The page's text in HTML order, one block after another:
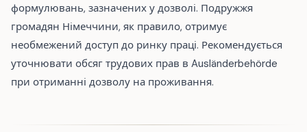
формулювань, зазначених у дозволі. Подружжя
громадян Німеччини, як правило, отримує
необмежений доступ до ринку праці. Рекомендується
уточнювати обсяг трудових прав в Ausländerbehörde
при отриманні дозволу на проживання.